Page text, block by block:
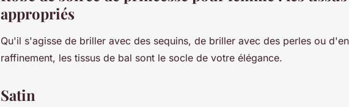
appropriés
Qu'il s'agisse de briller avec des sequins, de briller avec des perles ou
raffinement, les tissus de bal sont le socle de votre élégance.
Satin